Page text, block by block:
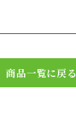
商品一覧に戻る